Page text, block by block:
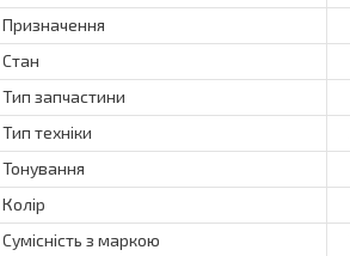
Призначення
Стан
Тип запчастини
Тип техніки
Тонування
Колір
Сумісність з маркою